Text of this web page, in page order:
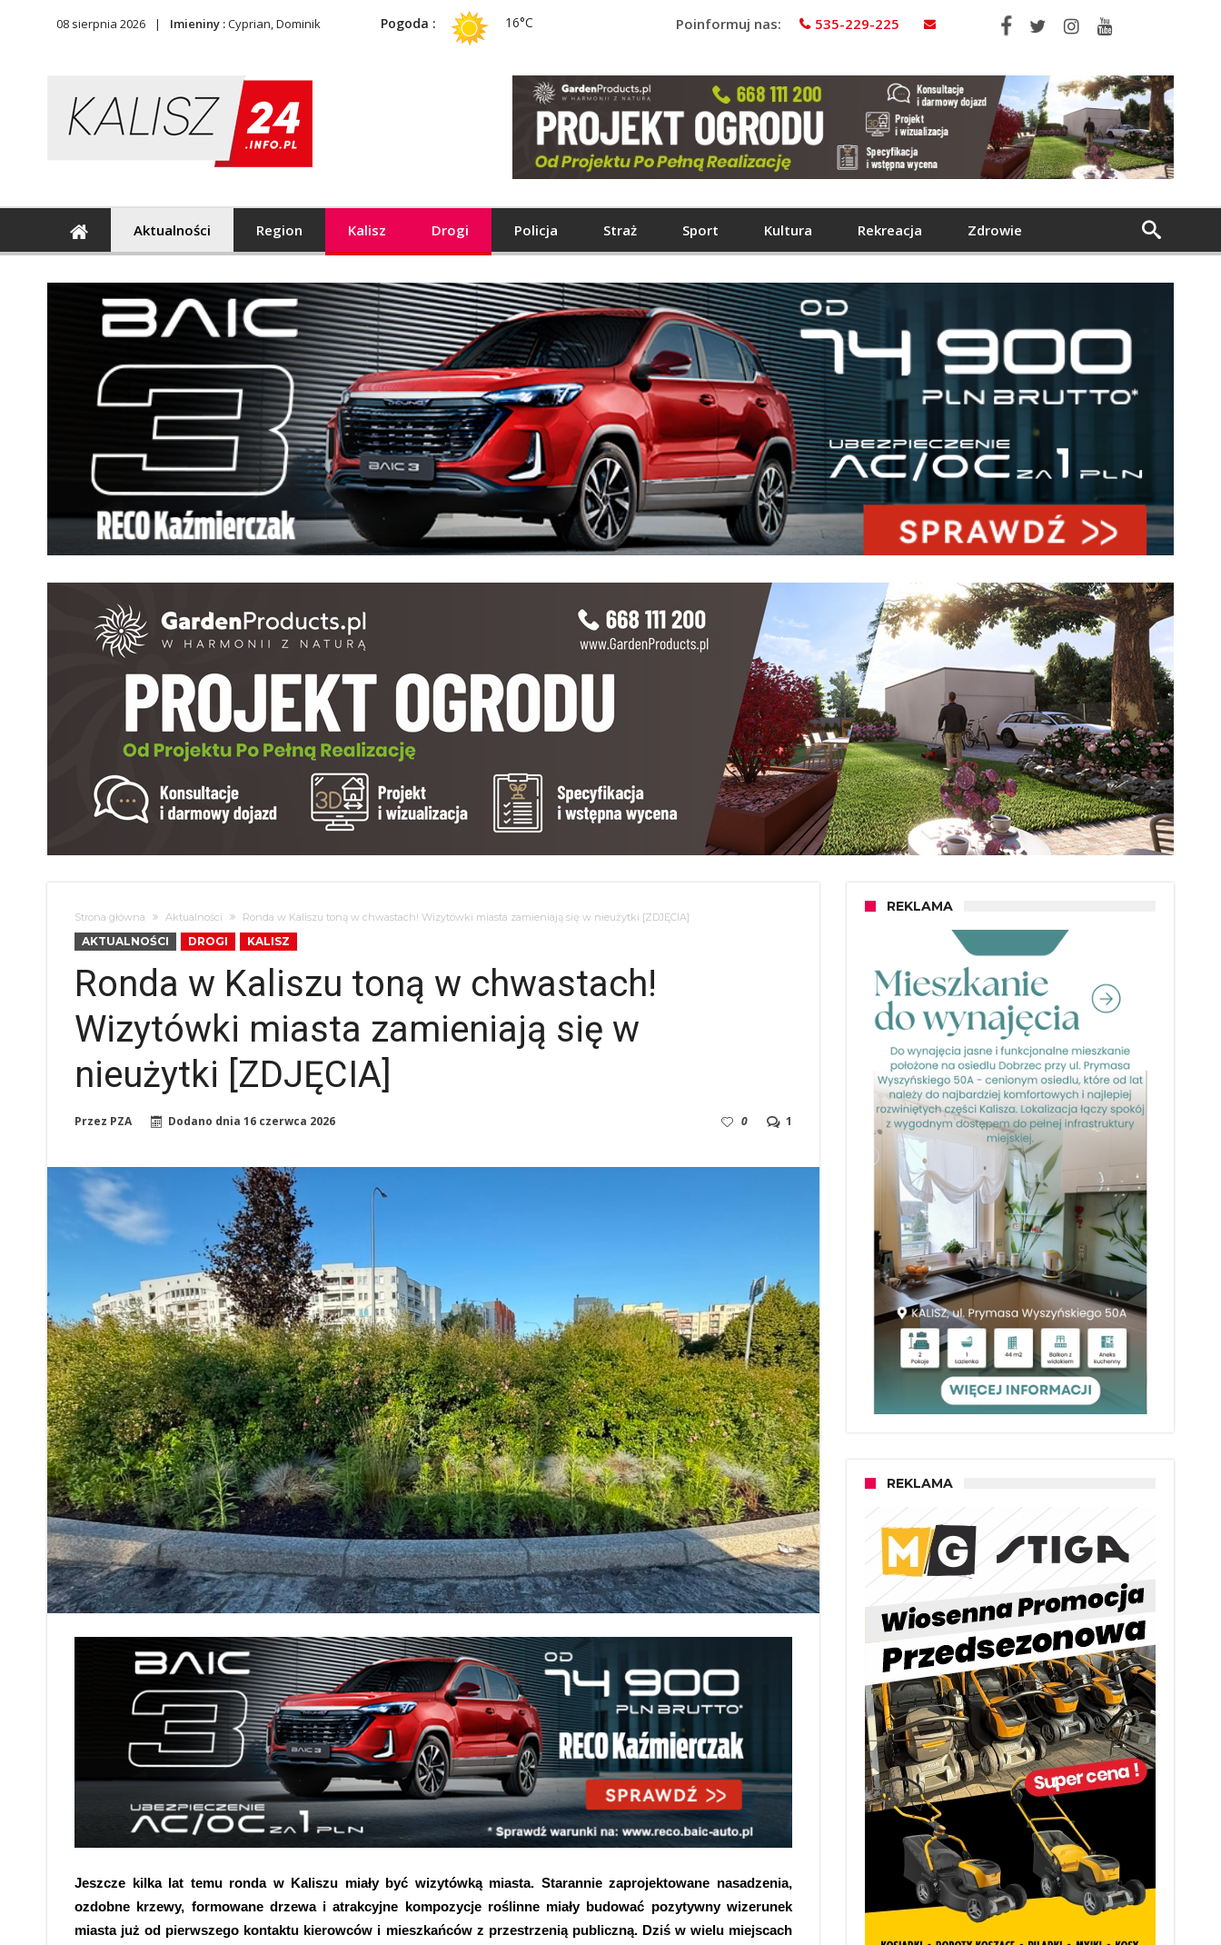
08 sierpnia 2026 Imieniny :Cyprian, Dominik Pogoda : 16°C Poinformuj nas: 535-229-225
Aktualności Region Kalisz Drogi Policja Straż Sport Kultura Rekreacja Zdrowie
Strona główna Aktualności Ronda w Kaliszu toną w chwastach! Wizytówki miasta zamieniają się w nieużytki [ZDJĘCIA]
AKTUALNOŚCI DROGI KALISZ
Ronda w Kaliszu toną w chwastach!
Wizytówki miasta zamieniają się w
nieużytki [ZDJĘCIA]
Przez PZA Dodano dnia 16 czerwca 2026 1
0
Jeszcze kilka lat temu ronda w Kaliszu miały być wizytówką miasta. Starannie zaprojektowane nasadzenia,
ozdobne krzewy, formowane drzewa i atrakcyjne kompozycje roślinne miały budować pozytywny wizerunek
miasta już od pierwszego kontaktu kierowców i mieszkańców z przestrzenią publiczną. Dziś w wielu miejscach
REKLAMA
REKLAMA